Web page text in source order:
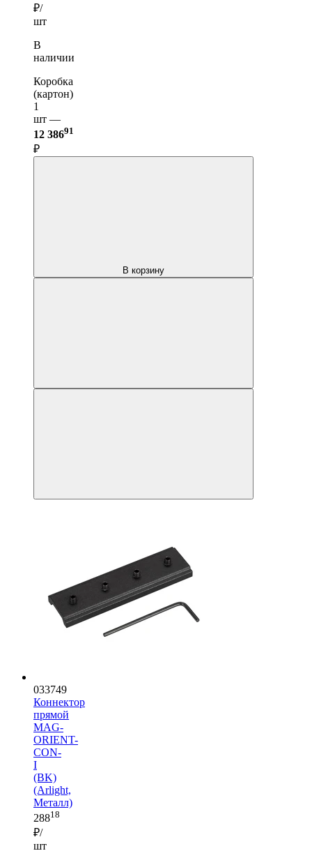
₽/
шт
В
наличии
Коробка
(картон)
1
шт —
12 38691
₽
В корзину
033749
Коннектор
прямой
MAG-
ORIENT-
CON-
I
(BK)
(Arlight,
Металл)
28818
₽/
шт